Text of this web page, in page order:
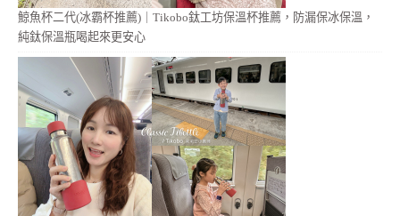
鯨魚杯二代(冰霸杯推薦)｜Tikobo鈦工坊保溫杯推薦，防漏保冰保溫，
純鈦保溫瓶喝起來更安心